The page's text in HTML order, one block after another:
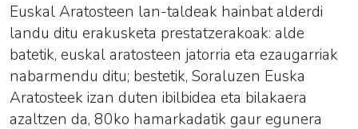
Euskal Aratosteen lan-taldeak hainbat alderdi
landu ditu erakusketa prestatzerakoak: alde
batetik, euskal aratosteen jatorria eta ezaugarriak
nabarmendu ditu; bestetik, Soraluzen Euska
Aratosteek izan duten ibilbidea eta bilakaera
azaltzen da, 80ko hamarkadatik gaur egunera